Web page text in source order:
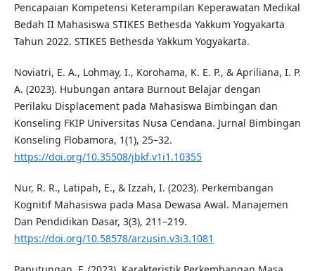
Pencapaian Kompetensi Keterampilan Keperawatan Medikal
Bedah II Mahasiswa STIKES Bethesda Yakkum Yogyakarta
Tahun 2022. STIKES Bethesda Yakkum Yogyakarta.
Noviatri, E. A., Lohmay, I., Korohama, K. E. P., & Apriliana, I. P.
A. (2023). Hubungan antara Burnout Belajar dengan
Perilaku Displacement pada Mahasiswa Bimbingan dan
Konseling FKIP Universitas Nusa Cendana. Jurnal Bimbingan
Konseling Flobamora, 1(1), 25–32.
https://doi.org/10.35508/jbkf.v1i1.10355
Nur, R. R., Latipah, E., & Izzah, I. (2023). Perkembangan
Kognitif Mahasiswa pada Masa Dewasa Awal. Manajemen
Dan Pendidikan Dasar, 3(3), 211–219.
https://doi.org/10.58578/arzusin.v3i3.1081